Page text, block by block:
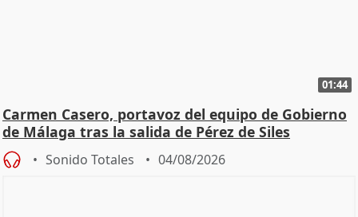
01:44
Carmen Casero, portavoz del equipo de Gobierno
de Málaga tras la salida de Pérez de Siles
Sonido Totales 04/08/2026